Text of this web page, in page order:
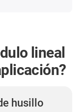
lineal
husillo